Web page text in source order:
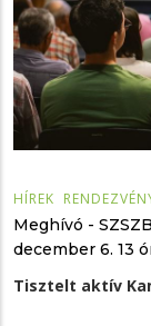
HÍREK
Meghívó -
december 6. 13
Tisztelt aktív